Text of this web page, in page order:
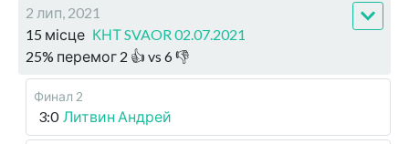
2 лип, 2021
15 місце КНТ SVAOR 02.07.2021
25% перемог 2 👍 vs 6👎
Финал 2
3:0 Литвин Андрей